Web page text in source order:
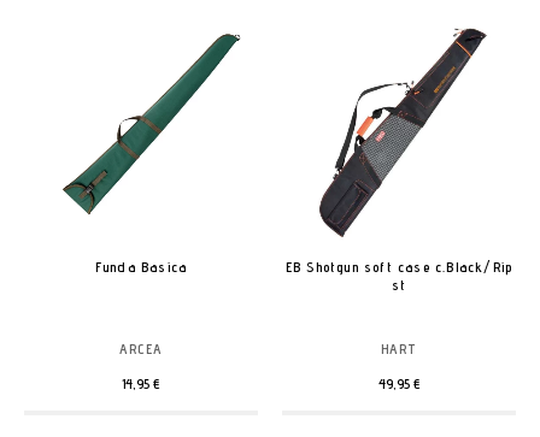
Funda Basica
ARCEA
14,95 €
EB Shotgun soft case c.Black/Rip
st
HART
49,95 €